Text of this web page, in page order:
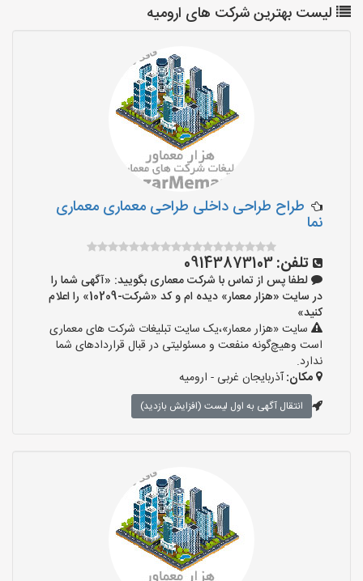
لیست بهترین شرکت های ارومیه
طراح طراحی داخلی طراحی معماری معماری
نما
تلفن:09143873103
لطفا پس از تماس با شرکت معماری بگویید: «آگهی شما را
در سایت «هزار معمار» دیده ام و کد «شرکت-10209» را اعلام
کنید»
سایت «هزار معمار»،یک سایت تبلیغات شرکت های معماری
است وهیچ‌گونه منفعت و مسئولیتی در قبال قراردادهای شما
ندارد.
مکان:آذربایجان غربی - ارومیه
انتقال آگهی به اول لیست (افزایش بازدید)